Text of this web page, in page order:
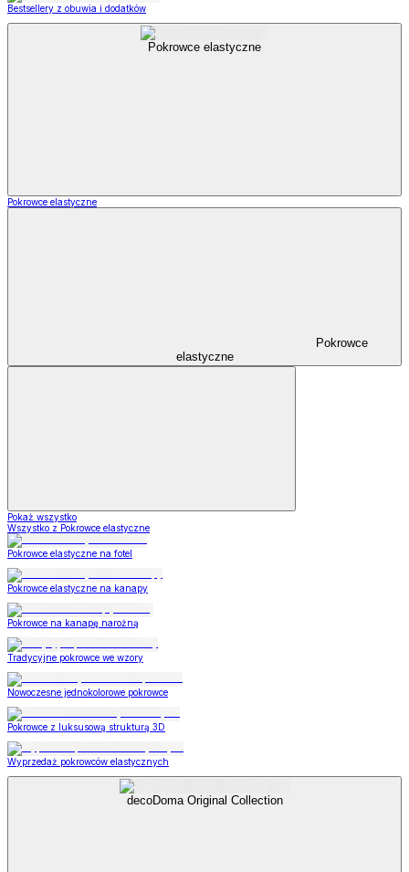
Bestsellery z obuwia i dodatków
Pokrowce elastyczne
Pokrowce elastyczne
Pokrowce
elastyczne
Pokaż wszystko
Wszystko z Pokrowce elastyczne
Pokrowce elastyczne na fotel
Pokrowce elastyczne na kanapy
Pokrowce na kanapę narożną
Tradycyjne pokrowce we wzory
Nowoczesne jednokolorowe pokrowce
Pokrowce z luksusową strukturą 3D
Wyprzedaż pokrowców elastycznych
decoDoma Original Collection